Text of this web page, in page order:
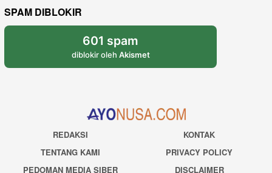
SPAM DIBLOKIR
601 spam
diblokir oleh Akismet
REDAKSI
KONTAK
TENTANG KAMI
PRIVACY POLICY
PEDOMAN MEDIA SIBER
DISCLAIMER